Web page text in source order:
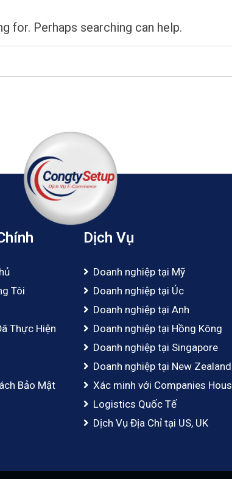
for. Perhaps searching can help.
Tôi
Thực Hiện
Bảo Mật
Dịch Vụ
Doanh nghiệp tại Mỹ
Doanh nghiệp tại Úc
Doanh nghiệp tại Anh
Doanh nghiệp tại Hồng Kông
Doanh nghiệp tại Singapore
Doanh nghiệp tại New Zealand
Xác minh với Companies
Logistics Quốc Tế
Dịch Vụ Địa Chỉ tại US, UK